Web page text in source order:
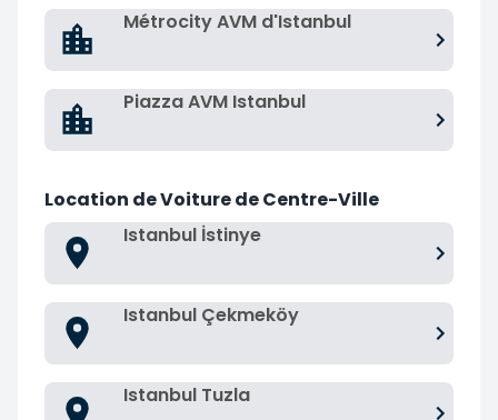
Métrocity AVM d'Istanbul
Piazza AVM Istanbul
Location de Voiture de Centre-Ville
Istanbul İstinye
Istanbul Çekmeköy
Istanbul Tuzla